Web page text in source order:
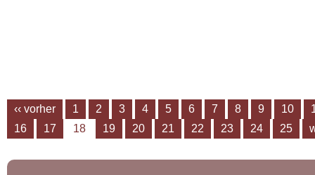
‹‹ vorher 1 2 3 4 5 6 7 8 9 10
16
17 18 19 20 21 22 23 24 25